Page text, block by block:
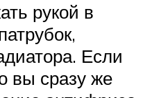
рукой в
Если
вы сразу же